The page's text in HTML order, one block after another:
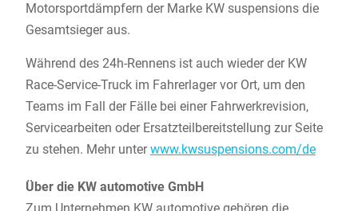
Motorsportdämpfern der Marke KW suspensions die
Gesamtsieger aus.
Während des 24h-Rennens ist auch wieder der KW
Race-Service-Truck im Fahrerlager vor Ort, um den
Teams im Fall der Fälle bei einer Fahrwerkrevision,
Servicearbeiten oder Ersatzteilbereitstellung zur Seite
zu stehen. Mehr unterwww.kwsuspensions.com/de
Über die KW automotive GmbH